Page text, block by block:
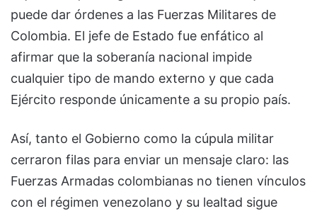
puede dar órdenes a las Fuerzas Militares de
Colombia. El jefe de Estado fue enfático al
afirmar que la soberanía nacional impide
cualquier tipo de mando externo y que cada
Ejército responde únicamente a su propio país.
Así, tanto el Gobierno como la cúpula militar
cerraron filas para enviar un mensaje claro: las
Fuerzas Armadas colombianas no tienen vínculos
con el régimen venezolano y su lealtad sigue